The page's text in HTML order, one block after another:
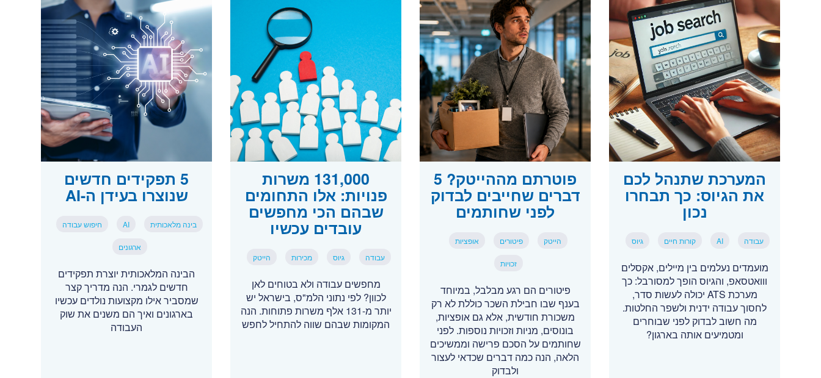
המערכת שתנהל לכם
את הגיוס: כך תבחרו
נכון
עבודה AI קורות חיים גיוס
מועמדים נעלמים בין מיילים, אקסלים
ווואטסאפ, והגיוס הופך למסורבל: כך
מערכת ATS יכולה לעשות סדר,
לחסוך עבודה ידנית ולשפר החלטות.
מה חשוב לבדוק לפני שבוחרים
ומטמיעים אותה בארגון?
פוטרתם מההייטק? 5
דברים שחייבים לבדוק
לפני שחותמים
הייטק פיטורים אופציות
זכויות
פיטורים הם רגע מבלבל, במיוחד
בענף שבו חבילת השכר כוללת לא רק
משכורת חודשית, אלא גם אופציות,
בונוסים, מניות וזכויות נוספות. לפני
שחותמים על הסכם פרישה וממשיכים
הלאה, הנה כמה דברים שכדאי לעצור
ולבדוק
131,000 משרות
פנויות: אלו התחומים
שבהם הכי מחפשים
עובדים עכשיו
עבודה גיוס מכירות הייטק
מחפשים עבודה ולא בטוחים לאן
לכוון? לפי נתוני הלמ"ס, בישראל יש
יותר מ-131 אלף משרות פתוחות. הנה
המקומות שבהם שווה להתחיל לחפש
5 תפקידים חדשים
שנוצרו בעידן ה-AI
בינה מלאכותית AI חיפוש עבודה
ארגונים
הבינה המלאכותית יוצרת תפקידים
חדשים לגמרי. הנה מדריך קצר
שמסביר אילו מקצועות נולדים עכשיו
בארגונים ואיך הם משנים את שוק
העבודה